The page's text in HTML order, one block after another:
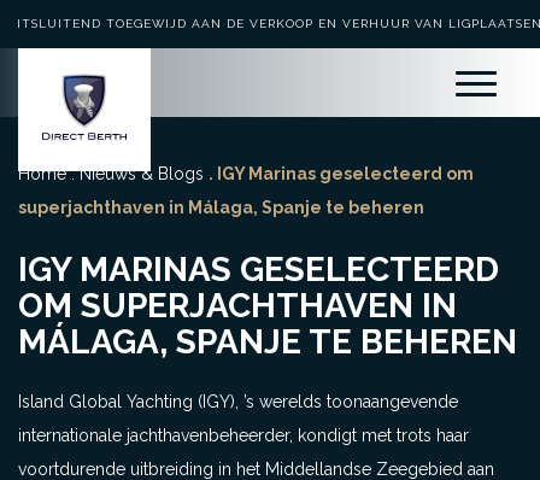
UITSLUITEND TOEGEWIJD AAN DE VERKOOP EN VERHUUR VAN
Home.Nieuws & Blogs . IGY Marinas geselecteerd om
superjachthaven in Málaga, Spanje te beheren
IGY MARINAS GESELECTEERD
OM SUPERJACHTHAVEN IN
MÁLAGA, SPANJE TE BEHEREN
Island Global Yachting (IGY), ’s werelds toonaangevende
internationale jachthavenbeheerder, kondigt met trots haar
voortdurende uitbreiding in het Middellandse Zeegebied aan